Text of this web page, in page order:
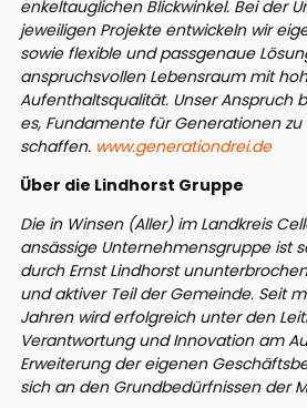
enkeltauglichen Blickwinkel. Bei der
jeweiligen Projekte entwickeln wir
sowie flexible und passgenaue
anspruchsvollen Lebensraum mit
Aufenthaltsqualität. Unser Anspruch
es, Fundamente für Generationen zu
schaffen. www.generationdrei.de
Über die Lindhorst Gruppe
Die in Winsen (Aller) im Landkreis
ansässige Unternehmensgruppe ist
durch Ernst Lindhorst
und aktiver Teil der Gemeinde. Seit
Jahren wird erfolgreich unter den
Verantwortung und Innovation am
Erweiterung der eigenen
sich an den Grundbedürfnissen der